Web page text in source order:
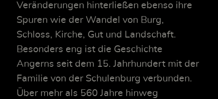
Veränderungen hinterließen ebenso ihre
Spuren wie der Wandel von Burg,
Schloss, Kirche, Gut und Landschaft.
Besonders eng ist die Geschichte
Angerns seit dem 15. Jahrhundert mit der
Familie von der Schulenburg verbunden.
Über mehr als 560 Jahre hinweg